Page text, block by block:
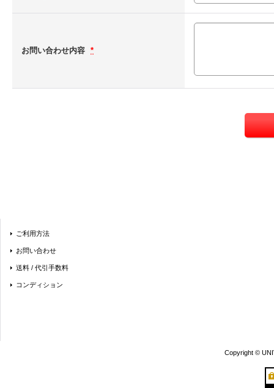
お問い合わせ内容 *
ご利用方法
お問い合わせ
送料 / 代引手数料
コンディション
Copyright ©